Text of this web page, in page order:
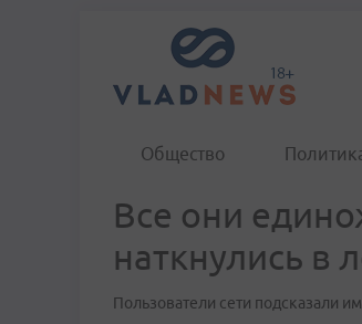
Общество
Все они
наткнулись в
Пользователи сети подсказали